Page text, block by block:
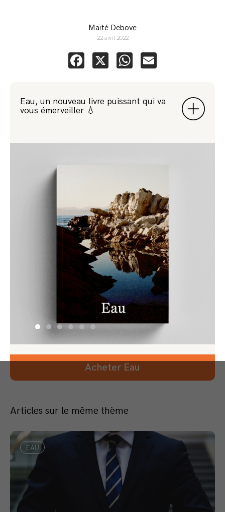
Maïté Debove
22 avril 2022
Facebook
X WhatsApp
Eau, un nouveau livre puissant qui va
vous émerveiller 💧
Acheter Eau
Articles sur le même thème
EAU